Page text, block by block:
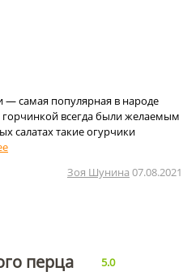
самая популярная в народе
горчинкой всегда были желаемым
салатах такие огурчики
Зоя Шунина 07.08.2021
перца
5.0